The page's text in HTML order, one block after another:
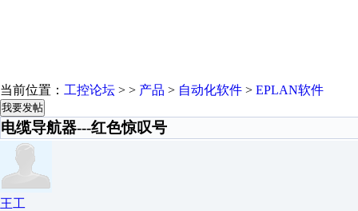
当前位置： 工控论坛 > > 产品 > 自动化软件 > EPLAN软件
我要发帖
电缆导航器---红色惊叹号
王工